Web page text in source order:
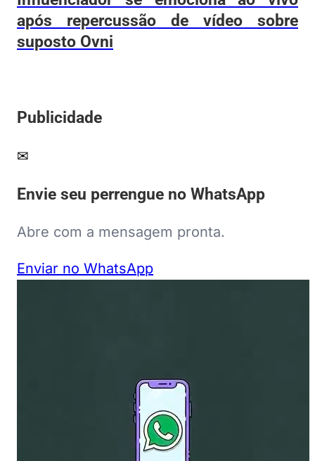
após repercussão de vídeo sobre
suposto Ovni
Publicidade
✉
Envie seu perrengue no WhatsApp
Abre com a mensagem pronta.
Enviar no WhatsApp